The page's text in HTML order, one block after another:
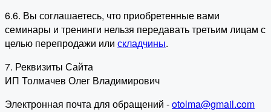
6.6. Вы соглашаетесь, что приобретенные вами
семинары и тренинги нельзя передавать третьим лицам с
целью перепродажи или складчины.
7. Реквизиты Сайта
ИП Толмачев Олег Владимирович
Электронная почта для обращений -otolma@gmail.com